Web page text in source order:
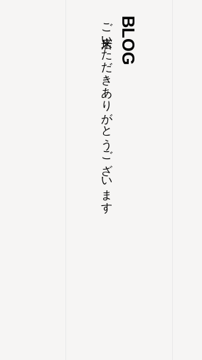
BLOG
ご来店いただきありがとうございます